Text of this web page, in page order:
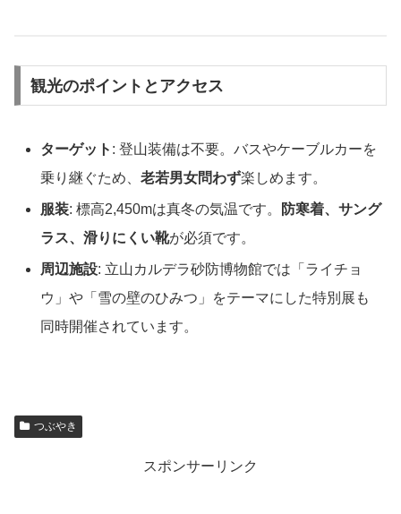
観光のポイントとアクセス
ターゲット : 登山装備は不要。バスやケーブルカーを
乗り継ぐため、老若男女問わず楽しめます。
服装: 標高2,450mは真冬の気温です。
防寒着、サング
ラス、滑りにくい靴が必須です。
周辺施設: 立山カルデラ砂防博物館では「ライチョ
ウ」や「雪の壁のひみつ」をテーマにした特別展も
同時開催されています。
つぶやき
スポンサーリンク